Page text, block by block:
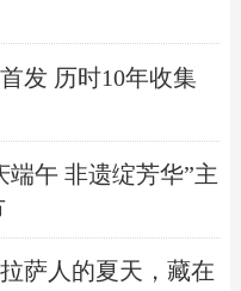
发 历时10年收集
端午 非遗绽芳华”主
萨人的夏天，藏在